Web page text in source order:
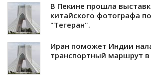
В Пекине прошла
китайского фотографа
"Тегеран".
Иран поможет Индии
транспортный маршрут в